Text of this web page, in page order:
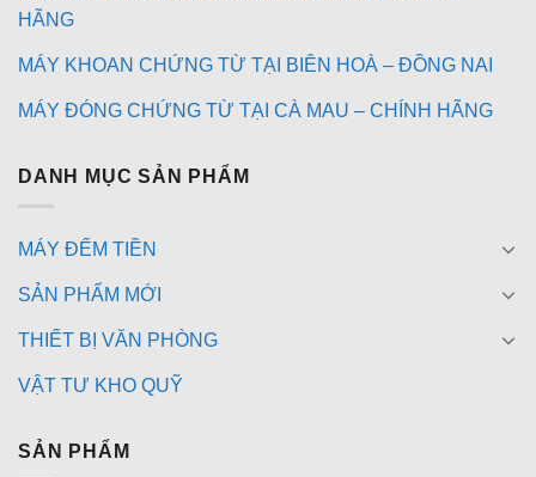
HÃNG
MÁY KHOAN CHỨNG TỪ TẠI BIÊN HOÀ – ĐỒNG NAI
MÁY ĐÓNG CHỨNG TỪ TẠI CÀ MAU – CHÍNH HÃNG
DANH MỤC SẢN PHẨM
MÁY ĐẾM TIỀN
SẢN PHẨM MỚI
THIẾT BỊ VĂN PHÒNG
VẬT TƯ KHO QUỸ
SẢN PHẨM